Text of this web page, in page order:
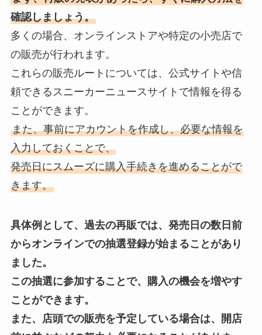
確認しましょう。
多くの場合、オンラインストアや特定の小売店で
の販売が行われます。
これらの販売ルートについては、公式サイトや信
頼できるスニーカーニュースサイトで情報を得る
ことができます。
また、事前にアカウントを作成し、必要な情報を
入力しておくことで、
発売日にスムーズに購入手続きを進めることがで
きます。
具体例として、過去の再販では、発売日の数日前
からオンラインでの抽選登録が始まることがあり
ました。
この抽選に参加することで、購入の機会を増やす
ことができます。
また、店頭での販売を予定している場合は、開店